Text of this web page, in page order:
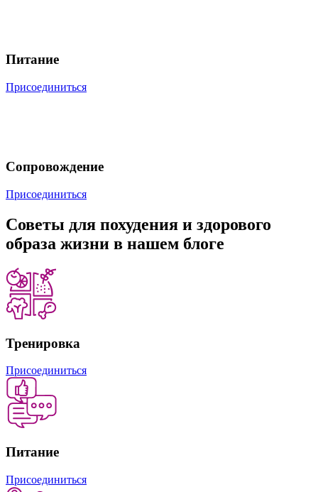
Питание
Присоединиться
Сопровождение
Присоединиться
Советы для похудения и здорового
образа жизни в нашем блоге
Тренировка
Присоединиться
Питание
Присоединиться